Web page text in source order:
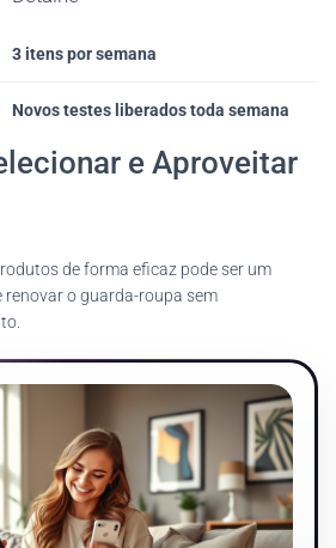
3 itens por semana
Novos testes liberados toda semana
e Aproveitar
de forma eficaz pode ser um
o guarda-roupa sem